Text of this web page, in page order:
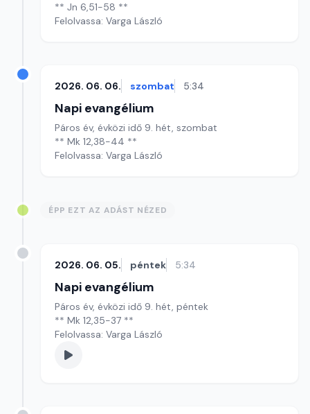
** Jn 6,51-58 **
Felolvassa: Varga László
2026. 06. 06. szombat 5:34
Napi evangélium
Páros év, évközi idő 9. hét, szombat
** Mk 12,38-44 **
Felolvassa: Varga László
ÉPP EZT AZ ADÁST NÉZED
2026. 06. 05. péntek 5:34
Napi evangélium
Páros év, évközi idő 9. hét, péntek
** Mk 12,35-37 **
Felolvassa: Varga László